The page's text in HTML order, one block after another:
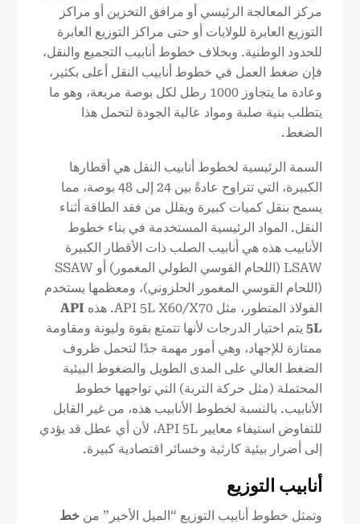
مركز المعالجة الرئيسي أو مرافق التخزين أو مراكز
التوزيع العابرة للولايات أو حتى مراكز التوزيع العابرة
للحدود الوطنية. وبخلاف خطوط أنابيب التجميع والنقل،
فإن ضغط العمل في خطوط أنابيب النقل أعلى بكثير،
وعادة ما يتجاوز 1000 رطل لكل بوصة مربعة، وهو ما
يتطلب بنية صلبة ومواد عالية الجودة لتحمل هذا
الضغط.
السمة الرئيسية لخطوط أنابيب النقل هي أقطارها
الكبيرة، التي تتراوح عادةً بين 24 إلى 48 بوصة، مما
يسمح بنقل كميات كبيرة ويقلل من فقد الطاقة أثناء
النقل. المواد الرئيسية المستخدمة في بناء خطوط
الأنابيب هذه هي أنابيب الصلب ذات الأقطار الكبيرة
LSAW (اللحام القوسي الطولي المغمور) أو SSAW
(اللحام القوسي المغمور الحلزوني)، ومعظمها يستخدم
الفولاذ المتطور، مثل API 5L X60/X70. هذه
API
5L يتم اختيار الدرجات لأنها تتمتع بقوة وليونة ومقاومة
ممتازة للإجهاد، وهي أمور مهمة جدًا لتحمل ظروف
الضغط العالي على المدى الطويل والضغوط البيئية
المحتملة (مثل حركة التربة) التي تواجهها خطوط
الأنابيب. بالنسبة لخطوط الأنابيب هذه، من غير القابل
للتفاوض استيفاء معايير API 5L، لأن أي عطل قد يؤدي
إلى أضرار بيئية كارثية وخسائر اقتصادية كبيرة.
أنابيب التوزيع
وتمثل خطوط أنابيب التوزيع “الميل الأخير” منخط